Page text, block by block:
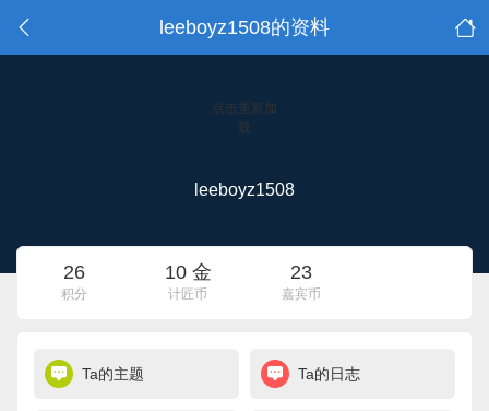
leeboyz1508的资料
点击重新加
载
leeboyz1508
26
积分
10 金
计匠币
23
嘉宾币
Ta的主题 Ta的日志